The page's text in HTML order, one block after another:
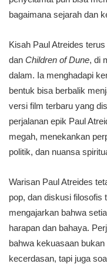
bagaimana sejarah dan
Kisah Paul Atreides
dan Children of Dune, di
dalam. Ia menghadapi
bentuk bisa berbalik
versi film terbaru yang
perjalanan epik Paul
megah, menekankan
politik, dan nuansa
Warisan Paul Atreides
pop, dan diskusi filosofis
mengajarkan bahwa
harapan dan bahaya.
bahwa kekuasaan
kecerdasan, tapi juga